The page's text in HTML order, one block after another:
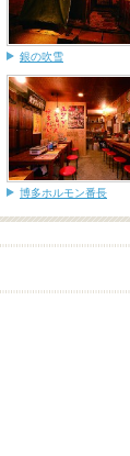
銀の吹雪
博多ホルモン番長